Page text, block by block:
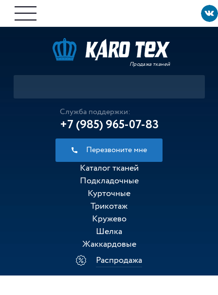
Продажа тканей
Служба поддержки:
+7 (985) 965-07-83
Перезвоните мне
Каталог тканей
Подкладочные
Курточные
Трикотаж
Кружево
Шелка
Жаккардовые
Распродажа